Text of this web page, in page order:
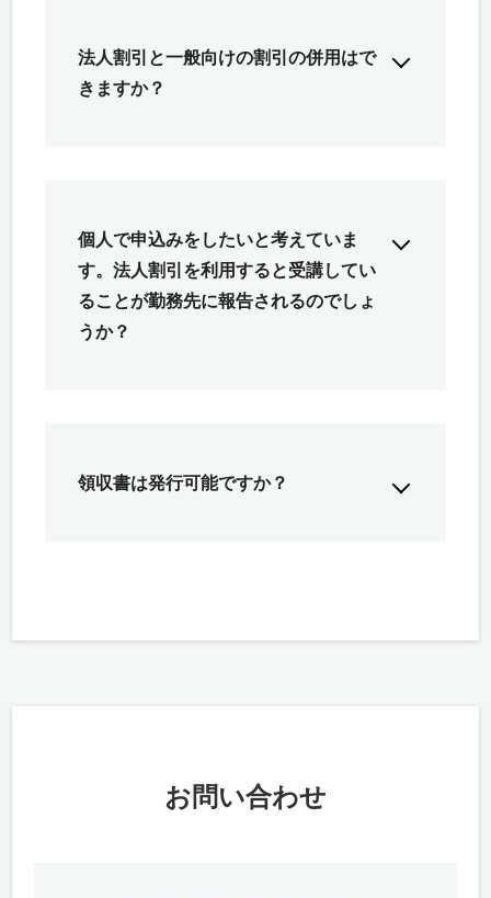
法人割引と一般向けの割引の併用はで
きますか？
個人で申込みをしたいと考えていま
す。法人割引を利用すると受講してい
ることが勤務先に報告されるのでしょ
うか？
領収書は発行可能ですか？
お問い合わせ